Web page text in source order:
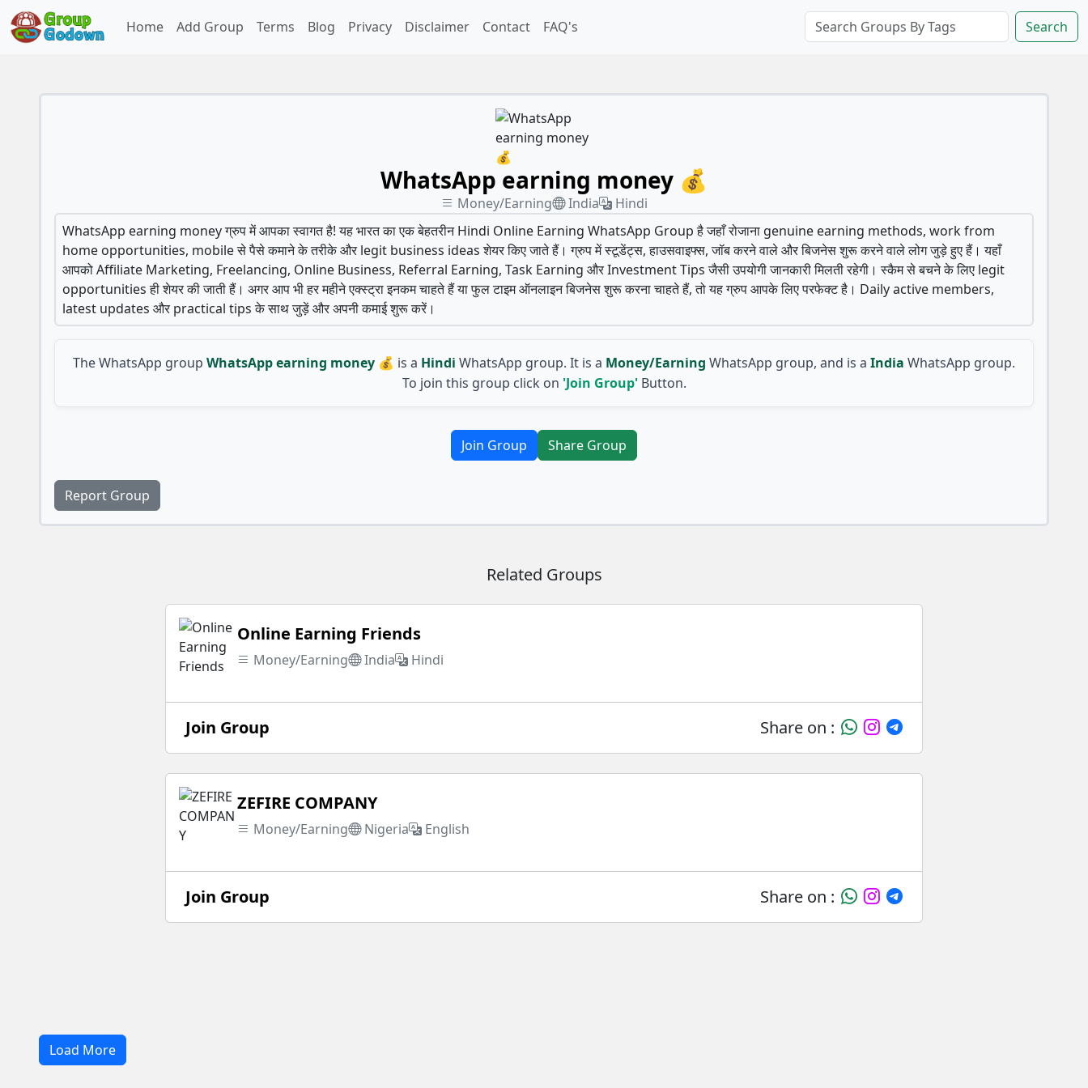
Home Add Group Terms Blog Privacy Disclaimer Contact FAQ's Search
WhatsApp earning money 💰
Money/Earning India
Hindi
WhatsApp earning money ग्रुप में आपका स्वागत है! यह भारत का एक बेहतरीन Hindi Online Earning WhatsApp Group है जहाँ रोजाना genuine earning methods, work from
home opportunities, mobile से पैसे कमाने के तरीके और legit business ideas शेयर किए जाते हैं। ग्रुप में स्टूडेंट्स, हाउसवाइफ्स, जॉब करने वाले और बिजनेस शुरू करने वाले लोग जुड़े हुए हैं। यहाँ
आपको Affiliate Marketing, Freelancing, Online Business, Referral Earning, Task Earning और Investment Tips जैसी उपयोगी जानकारी मिलती रहेगी। स्कैम से बचने के लिए legit
opportunities ही शेयर की जाती हैं। अगर आप भी हर महीने एक्स्ट्रा इनकम चाहते हैं या फुल टाइम ऑनलाइन बिजनेस शुरू करना चाहते हैं, तो यह ग्रुप आपके लिए परफेक्ट है। Daily active members,
latest updates और practical tips के साथ जुड़ें और अपनी कमाई शुरू करें।
The WhatsApp group WhatsApp earning money 💰 is a Hindi WhatsApp group. It is a Money/Earning WhatsApp group, and is a India WhatsApp group.
To join this group click on 'Join Group'Button.
Join Group Share Group
Report Group
Related Groups
Online Earning Friends
Money/Earning India Hindi
Join Group Share on :
ZEFIRE COMPANY
Money/Earning Nigeria English
Join Group Share on :
Load More